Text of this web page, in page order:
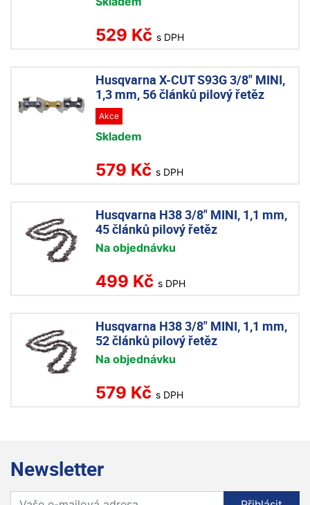
529 Kč s DPH
Husqvarna X-CUT S93G 3/8" MINI,
1,3 mm, 56 článků pilový řetěz
Akce
Skladem
579 Kč s DPH
Husqvarna H38 3/8" MINI, 1,1 mm,
45 článků pilový řetěz
Na objednávku
499 Kč s DPH
Husqvarna H38 3/8" MINI, 1,1 mm,
52 článků pilový řetěz
Na objednávku
579 Kč s DPH
Newsletter
Přihlaste se k odběru novinek